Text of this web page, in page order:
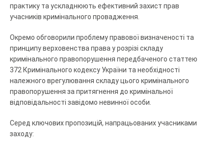
практику та ускладнюють ефективний захист прав
учасників кримінального провадження.
Окремо обговорили проблему правової визначеності та
принципу верховенства права у розрізі складу
кримінального правопорушення передбаченого статтею
372 Кримінального кодексу України та необхідності
належного врегулювання складу цього кримінального
правопорушення за притягнення до кримінальної
відповідальності завідомо невинної особи.
Серед ключових пропозицій, напрацьованих учасниками
заходу: